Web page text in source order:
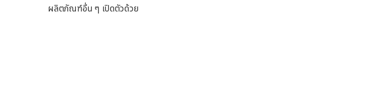
ผลิตภัณฑ์อื่น ๆ เปิดตัวด้วย